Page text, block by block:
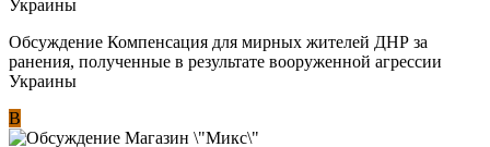
Обсуждение Компенсация для мирных жителей ДНР за
ранения, полученные в результате вооруженной агрессии
Украины
В